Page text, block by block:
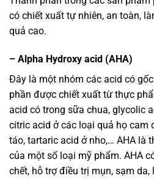
có chiết xuất tự nhiên, an toàn,
quả cao.
– Alpha Hydroxy acid (AHA)
Đây là một nhóm các acid có
phần được chiết xuất từ thực
acid có trong sữa chua, glycolic
citric acid ở các loại quả họ cam
táo, tartaric acid ở nho,… AHA là
của một số loại mỹ phẩm. AHA
chết, hỗ trợ điều trị mụn, sạm da,